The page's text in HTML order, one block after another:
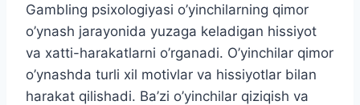
Gambling psixologiyasi o’yinchilarning qimor
o’ynash jarayonida yuzaga keladigan hissiyot
va xatti-harakatlarni o’rganadi. O’yinchilar qimor
o’ynashda turli xil motivlar va hissiyotlar bilan
harakat qilishadi. Ba’zi o’yinchilar qiziqish va